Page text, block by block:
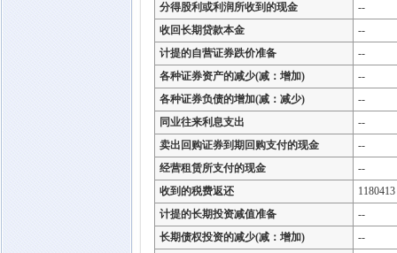
分得股利或利润所收到的现金
--
收回长期贷款本金
--
计提的自营证券跌价准备
--
各种证券资产的减少(减：增加)
--
各种证券负债的增加(减：减少)
--
同业往来利息支出
--
卖出回购证券到期回购支付的现金
--
经营租赁所支付的现金
--
收到的税费返还
1180413
计提的长期投资减值准备
--
长期债权投资的减少(减：增加)
--